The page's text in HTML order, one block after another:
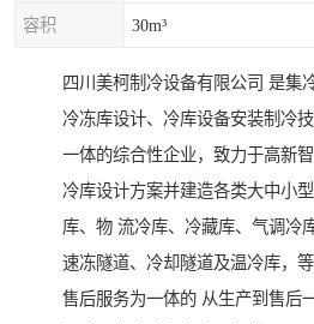
容积 30m³
四川美柯制冷设备有限公司 是集
冷冻库设计、冷库设备安装制冷
一体的综合性企业，致力于高新
冷库设计方案并建造各类大中小
库、物 流冷库、冷藏库、气调冷
速冻隧道、冷却隧道及温冷库，
售后服务为一体的 从生产到售后